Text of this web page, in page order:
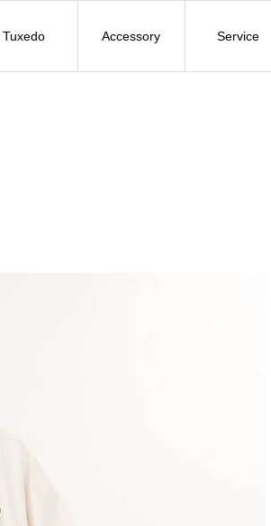
Tuxedo Accessory Service